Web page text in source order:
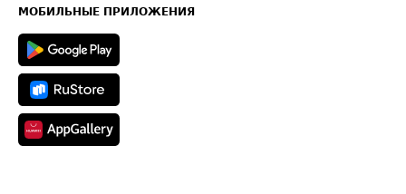
Техническая информация
МОБИЛЬНЫЕ ПРИЛОЖЕНИЯ